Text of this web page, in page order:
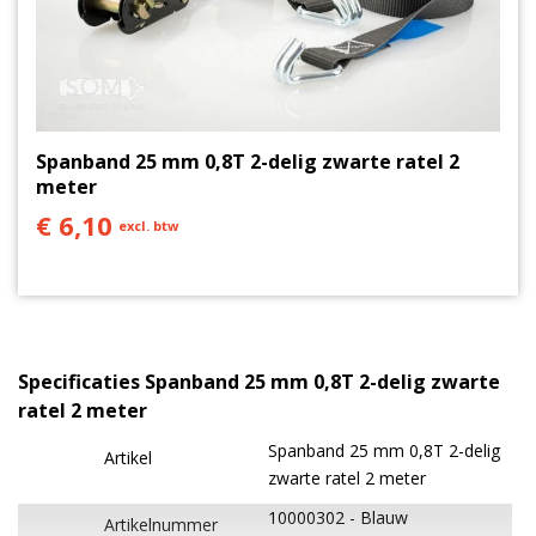
Spanband 25 mm 0,8T 2-delig zwarte ratel 2
meter
€ 6,10 excl. btw
Specificaties Spanband 25 mm 0,8T 2-delig zwarte
ratel 2 meter
Artikel
Spanband 25 mm 0,8T 2-delig
zwarte ratel 2 meter
Artikelnummer 10000302 Blauw